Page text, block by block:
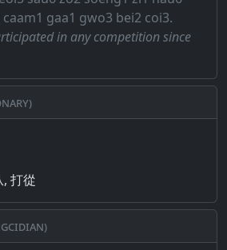
gaa1 gwo3 bei2 coi3.
in any competition since
打從